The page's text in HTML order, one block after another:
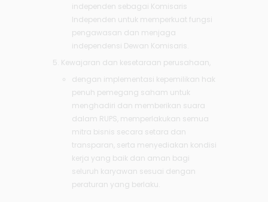
independen sebagai Komisaris
Independen untuk memperkuat fungsi
pengawasan dan menjaga
independensi Dewan Komisaris.
Kewajaran dan kesetaraan perusahaan,
dengan implementasi kepemilikan hak
penuh pemegang saham untuk
menghadiri dan memberikan suara
dalam RUPS, memperlakukan semua
mitra bisnis secara setara dan
transparan, serta menyediakan kondisi
kerja yang baik dan aman bagi
seluruh karyawan sesuai dengan
peraturan yang berlaku.